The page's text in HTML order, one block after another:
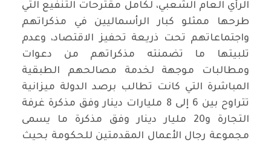
الرأي العام الشعبي، لكامل مقترحات التنفيع التي
طرحها ممثلو كبار الرأسماليين في مذكراتهم
واجتماعاتهم تحت ذريعة تحفيز الاقتصاد، وعدم
تلبيتها ما تضمنته مذكراتهم من دعوات
ومطالبات موجهة لخدمة مصالحهم الطبقية
المباشرة التي كانت تطالب برصد الدولة ميزانية
تتراوح بين 6 إلى 8 مليارات دينار وفق مذكرة غرفة
التجارة و20 مليار دينار وفق مذكرة ما يسمى
مجموعة رجال الأعمال المقدمتين للحكومة بحيث